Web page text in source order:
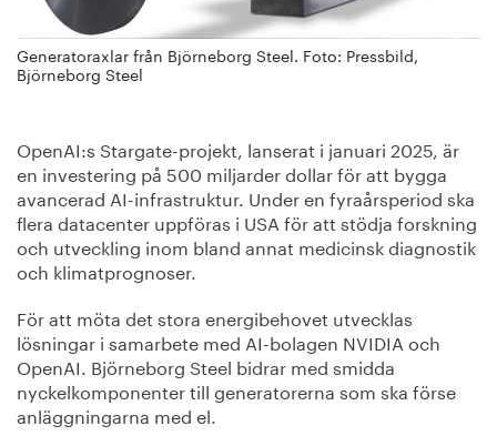
Generatoraxlar från Björneborg Steel. Foto: Pressbild,
Björneborg Steel
OpenAI:s Stargate-projekt, lanserat i januari 2025, är
en investering på 500 miljarder dollar för att bygga
avancerad AI-infrastruktur. Under en fyraårsperiod ska
flera datacenter uppföras i USA för att stödja forskning
och utveckling inom bland annat medicinsk diagnostik
och klimatprognoser.
För att möta det stora energibehovet utvecklas
lösningar i samarbete med AI-bolagen NVIDIA och
OpenAI. Björneborg Steel bidrar med smidda
nyckelkomponenter till generatorerna som ska förse
anläggningarna med el.